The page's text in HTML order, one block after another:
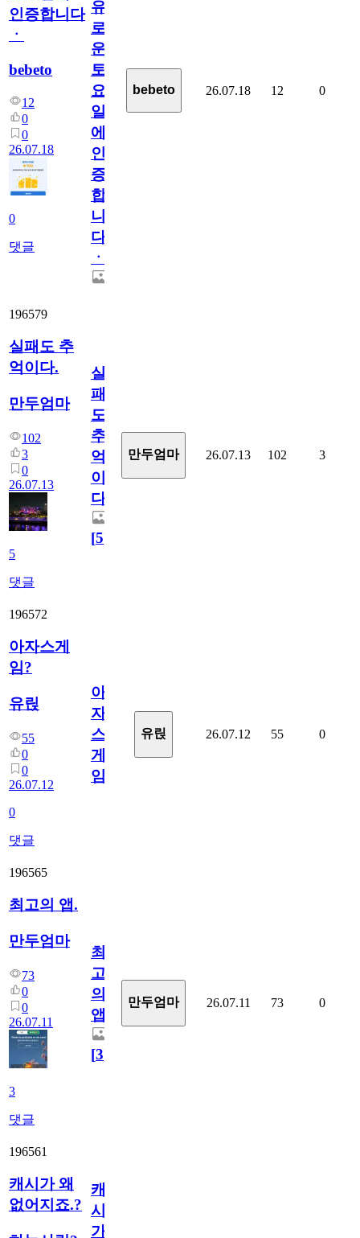
인증합니다
ㆍ
bebeto
12
0
0
26.07.18
0
댓글
유
로
운
토
요
일
에
인
증
합
니
다
ㆍ
bebeto 26.07.18 12 0
196579
실패도 추
억이다.
만두엄마
102
3
0
26.07.13
5
댓글
실
패
도
추
억
이
다.
[5]
만두엄마 26.07.13 102 3
196572
아자스게
임?
유릱
55
0
0
26.07.12
0
댓글
아
자
스
게
임?
유릱 26.07.12 55 0
196565
최고의 앱.
만두엄마
73
0
0
26.07.11
3
댓글
최
고
의
앱.
[3]
만두엄마 26.07.11 73 0
196561
캐시가 왜
없어지죠.?
캐
시
가